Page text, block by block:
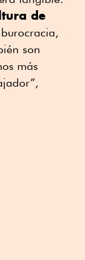
de
son
más